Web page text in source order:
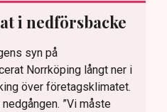
i nedförsbacke
syn på
Norrköping långt ner i
över företagsklimatet.
”Vi måste